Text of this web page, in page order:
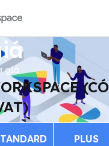
giá
(CÓ
PLUS